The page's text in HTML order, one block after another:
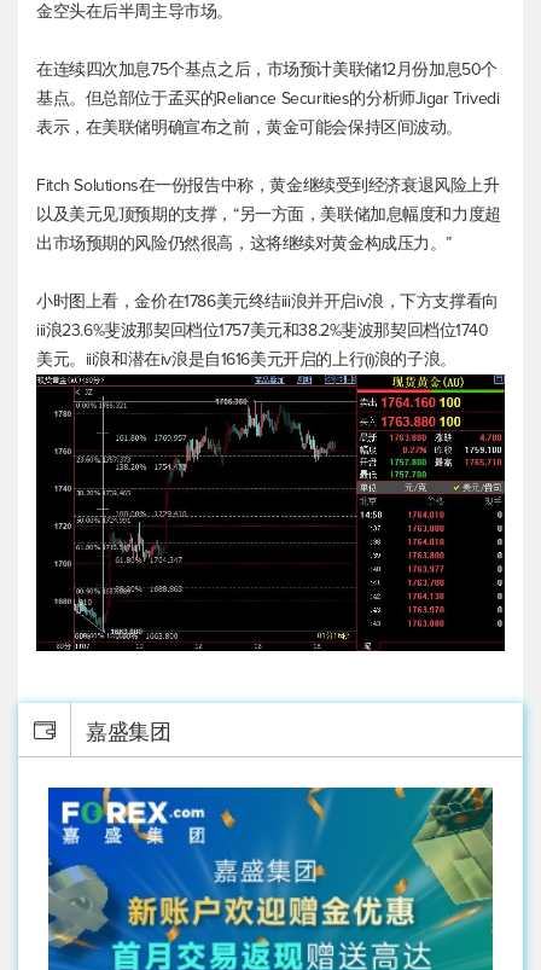
金空头在后半周主导市场。
在连续四次加息75个基点之后，市场预计美联储12月份加息50个
基点。但总部位于孟买的Reliance Securities的分析师Jigar Trivedi
表示，在美联储明确宣布之前，黄金可能会保持区间波动。
Fitch Solutions在一份报告中称，黄金继续受到经济衰退风险上升
以及美元见顶预期的支撑，“另一方面，美联储加息幅度和力度超
出市场预期的风险仍然很高，这将继续对黄金构成压力。”
小时图上看，金价在1786美元终结iii浪并开启iv浪，下方支撑看向
iii浪23.6%斐波那契回档位1757美元和38.2%斐波那契回档位1740
美元。iii浪和潜在iv浪是自1616美元开启的上行(i)浪的子浪。
嘉盛集团